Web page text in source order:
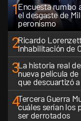
1Encuesta rumbo
el desgaste de
peronismo
2Ricardo
inhabilitación de
3La historia real
nueva película
que descuartizó
4Tercera Guerra
cuáles serían los
ser derrotados